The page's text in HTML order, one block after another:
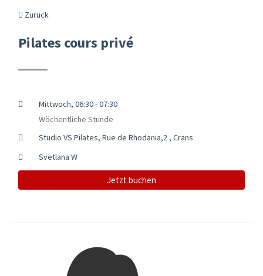
Zurück
Pilates cours privé
Mittwoch, 06:30 - 07:30
Wöchentliche Stunde
Studio VS Pilates, Rue de Rhodania,2 , Crans
Svetlana W
Jetzt buchen